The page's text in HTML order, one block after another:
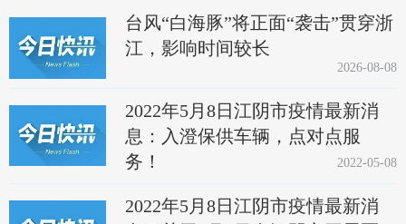
台风“白海豚”将正面“袭击”贯穿浙
江，影响时间较长
2026-08-08
2022年5月8日江阴市疫情最新消
息：入澄保供车辆，点对点服
务！
2022-05-08
2022年5月8日江阴市疫情最新消